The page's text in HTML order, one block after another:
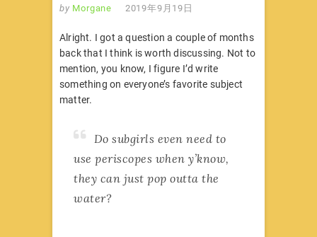
by Morgane 2019年9月19日
Alright. I got a question a couple of months
back that I think is worth discussing. Not to
mention, you know, I figure I’d write
something on everyone’s favorite subject
matter.
Do subgirls even need to
use periscopes when y’know,
they can just pop outta the
water?